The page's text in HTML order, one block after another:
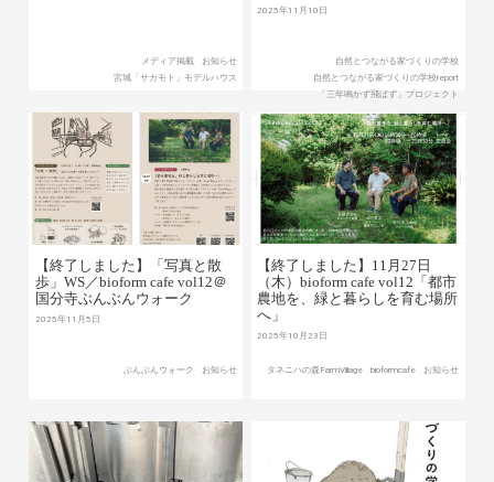
メディア掲載
お知らせ
宮城「サカモト」モデルハウス
2025年11月10日
自然とつながる家づくりの学校
自然とつながる家づくりの学校report
「三年鳴かず飛ばず」プロジェクト
【終了しました】「写真と散
歩」WS／bioform cafe vol12＠
国分寺ぶんぶんウォーク
2025年11月5日
ぶんぶんウォーク お知らせ
【終了しました】11月27日
（木）bioform cafe vol12「都市
農地を、緑と暮らしを育む場所
へ」
2025年10月23日
タネニハの森FarmVillage bioformcafe お知らせ